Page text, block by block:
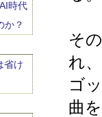
時代
か？
省け
そ
れ
ゴ
曲